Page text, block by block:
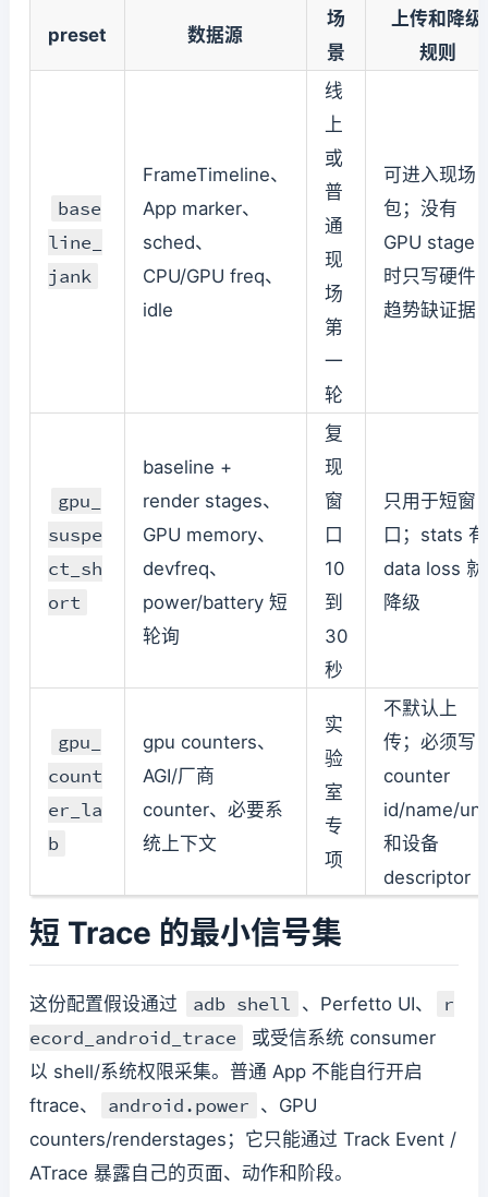
preset 数据源
场
景
上传和降级
规则
base
line_
jank
FrameTimeline、
App marker、
sched、
CPU/GPU freq、
idle
线
上
或
普
通
现
场
第
一
轮
可进入现场
包；没有
GPU stage
时只写硬件
趋势缺证据
gpu_
suspe
ct_sh
ort
baseline +
render stages、
GPU memory、
devfreq、
power/battery 短
轮询
复
现
窗
口
10
到
30
秒
只用于短窗
口；stats 有
data loss 就
降级
gpu_
count
er_la
b
gpu counters、
AGI/厂商
counter、必要系
统上下文
实
验
室
专
项
不默认上
传；必须写
counter
id/name/
和设备
descriptor
短 Trace 的最小信号集
这份配置假设通过 adb shell 、Perfetto UI、
r
ecord_android_trace
或受信系统 consumer
以 shell/系统权限采集。普通 App 不能自行开启
ftrace、
android.power 、GPU
counters/renderstages；它只能通过 Track Event /
ATrace 暴露自己的页面、动作和阶段。